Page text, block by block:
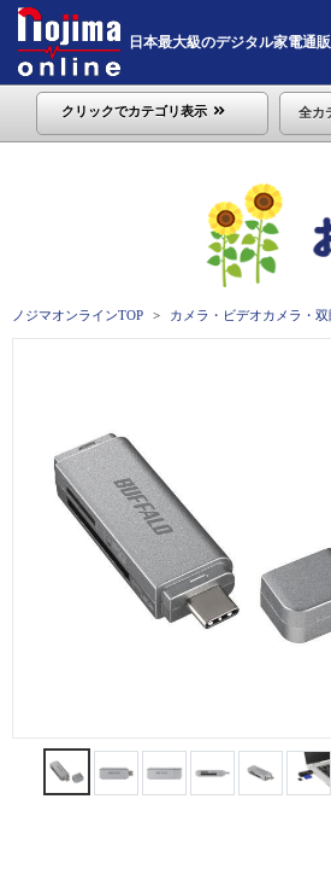
日本最大級のデジタル家電通
クリックでカテゴリ表示 全カ
ノジマオンラインTOP カメラ・ビデオカメラ・